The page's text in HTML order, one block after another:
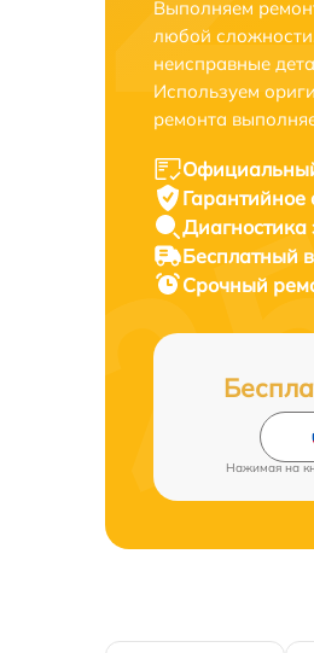
Выполняем
любой
неисправные
Используем
ремонта
Диагностика
Бесплатный
Срочный
Нажимая на